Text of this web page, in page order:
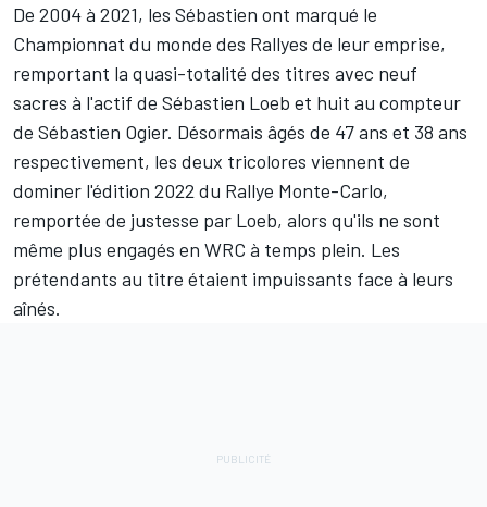
De 2004 à 2021, les Sébastien ont marqué le
Championnat du monde des Rallyes de leur emprise,
remportant la quasi-totalité des titres avec neuf
sacres à l'actif de Sébastien Loeb et huit au compteur
de Sébastien Ogier. Désormais âgés de 47 ans et 38 ans
respectivement, les deux tricolores viennent de
dominer l'édition 2022 du Rallye Monte-Carlo,
remportée de justesse par Loeb, alors qu'ils ne sont
même plus engagés en WRC à temps plein. Les
prétendants au titre étaient impuissants face à leurs
aînés.